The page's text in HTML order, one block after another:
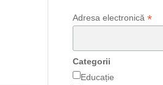
Adresa electronică *
Categorii
Educație